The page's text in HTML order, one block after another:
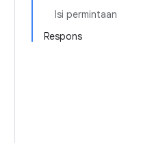
Isi permintaan
Respons